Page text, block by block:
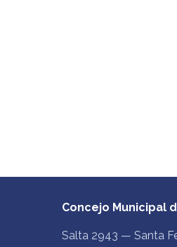
Concejo Municipal
Salta 2943 — Santa